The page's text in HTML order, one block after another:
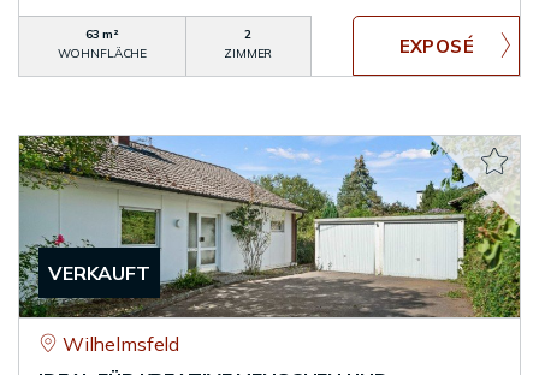
63 m²
WOHNFLÄCHE
2
ZIMMER
VERKAUFT
Wilhelmsfeld